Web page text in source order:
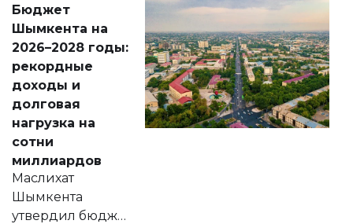
народу
Венесуэлы.
Бюджет
Шымкента на
2026–2028 годы:
рекордные
доходы и
долговая
нагрузка на
сотни
миллиардов
Маслихат
Шымкента
утвердил бюджет